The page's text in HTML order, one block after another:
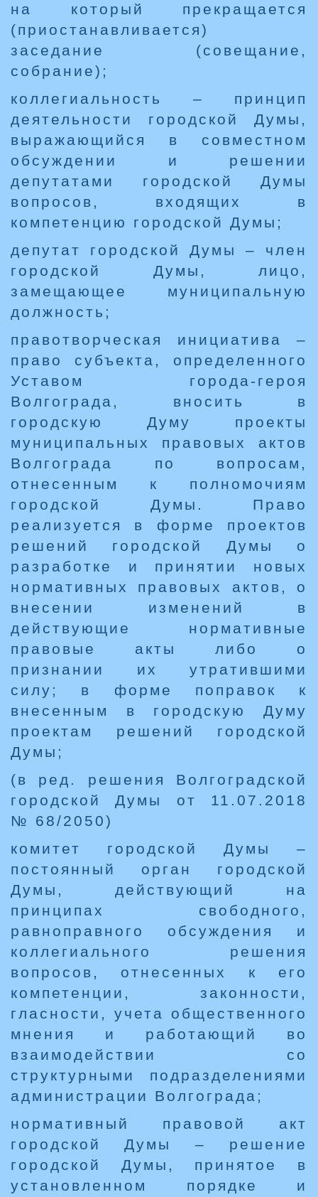
на который прекращается
(приостанавливается)
заседание (совещание,
собрание);
коллегиальность – принцип
деятельности городской Думы,
выражающийся в совместном
обсуждении и решении
депутатами городской Думы
вопросов, входящих в
компетенцию городской Думы;
депутат городской Думы – член
городской Думы, лицо,
замещающее муниципальную
должность;
правотворческая инициатива –
право субъекта, определенного
Уставом города-героя
Волгограда, вносить в
городскую Думу проекты
муниципальных правовых актов
Волгограда по вопросам,
отнесенным к полномочиям
городской Думы. Право
реализуется в форме проектов
решений городской Думы о
разработке и принятии новых
нормативных правовых актов, о
внесении изменений в
действующие нормативные
правовые акты либо о
признании их утратившими
силу; в форме поправок к
внесенным в городскую Думу
проектам решений городской
Думы;
(в ред. решения Волгоградской
городской Думы от 11.07.2018
№ 68/2050)
комитет городской Думы –
постоянный орган городской
Думы, действующий на
принципах свободного,
равноправного обсуждения и
коллегиального решения
вопросов, отнесенных к его
компетенции, законности,
гласности, учета общественного
мнения и работающий во
взаимодействии со
структурными подразделениями
администрации Волгограда;
нормативный правовой акт
городской Думы – решение
городской Думы, принятое в
установленном порядке и